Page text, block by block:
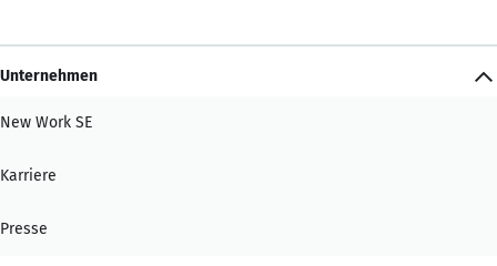
Unternehmen
New Work SE
Karriere
Presse